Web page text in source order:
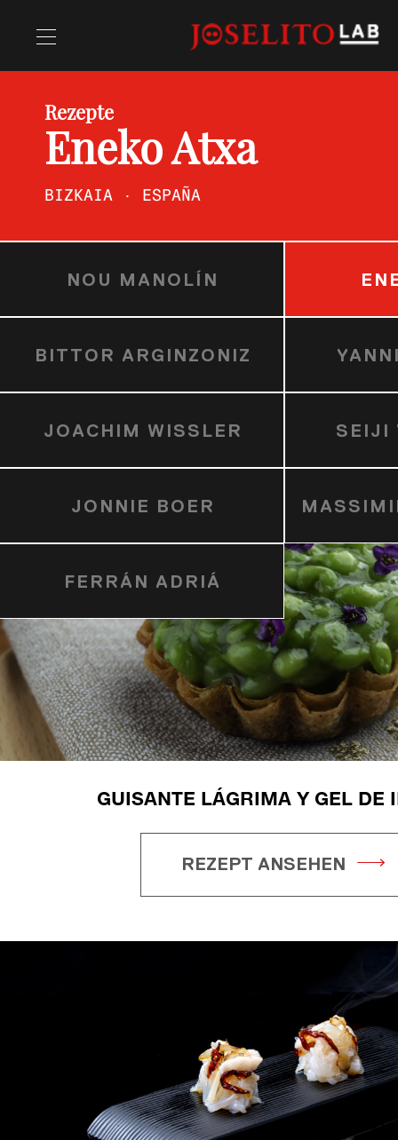
Rezepte
Chefs
Rezepte
Eneko Atxa
BIZKAIA · ESPAÑA
NOU MANOLÍN
BITTOR ARGINZONIZ
JOACHIM WISSLER SEIJI
JONNIE BOER
FERRÁN ADRIÁ
GUISANTE LÁGRIMA Y GEL DE
REZEPT ANSEHEN